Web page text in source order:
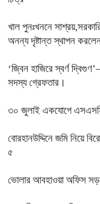
খাল পুনঃখননে
অনন্য দৃষ্টান্ত স্থাপন
‘জ্বিন হাজিরে স্বর্ণ
সদস্য গ্রেফতার।
৩০ জুলাই একযোগে
বোরহানউদ্দিনে জমি নিয়ে
৫
ভোলার আবহাওয়া অফিস